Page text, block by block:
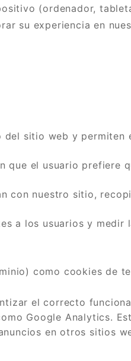
(ordenador,
su experiencia en
sitio web y
que el usuario prefiere
con nuestro sitio,
a los usuarios y
como cookies de
el correcto
Google Analytics.
en otros sitios